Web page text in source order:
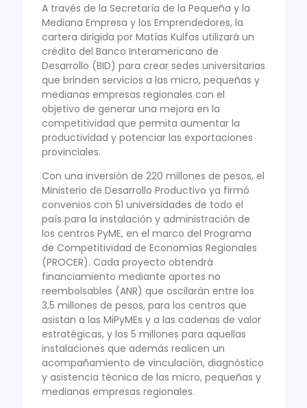
A través de la Secretaría de la Pequeña y la
Mediana Empresa y los Emprendedores, la
cartera dirigida por Matías Kulfas utilizará un
crédito del Banco Interamericano de
Desarrollo (BID) para crear sedes universitarias
que brinden servicios a las micro, pequeñas y
medianas empresas regionales con el
objetivo de generar una mejora en la
competitividad que permita aumentar la
productividad y potenciar las exportaciones
provinciales.
Con una inversión de 220 millones de pesos, el
Ministerio de Desarrollo Productivo ya firmó
convenios con 51 universidades de todo el
país para la instalación y administración de
los centros PyME, en el marco del Programa
de Competitividad de Economías Regionales
(PROCER). Cada proyecto obtendrá
financiamiento mediante aportes no
reembolsables (ANR) que oscilarán entre los
3,5 millones de pesos, para los centros que
asistan a las MiPyMEs y a las cadenas de valor
estratégicas, y los 5 millones para aquellas
instalaciones que además realicen un
acompañamiento de vinculación, diagnóstico
y asistencia técnica de las micro, pequeñas y
medianas empresas regionales.